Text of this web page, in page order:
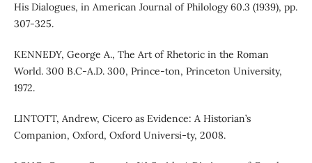
His Dialogues, in American Journal of Philology 60.3 (1939), pp.
307-325.
KENNEDY, George A., The Art of Rhetoric in the Roman
World. 300 B.C-A.D. 300, Prince-ton, Princeton University,
1972.
LINTOTT, Andrew, Cicero as Evidence: A Historian’s
Companion, Oxford, Oxford Universi-ty, 2008.